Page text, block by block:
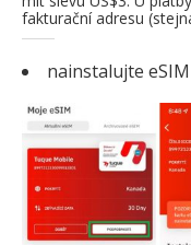
fakturační adresu
nainstalujte eSIM